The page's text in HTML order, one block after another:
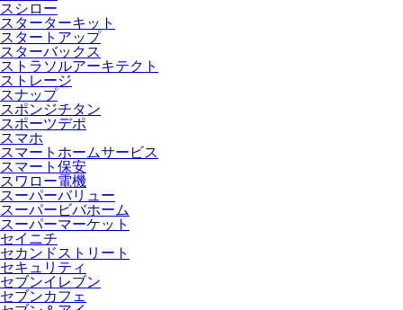
スシロー
スターターキット
スタートアップ
スターバックス
ストラソルアーキテクト
ストレージ
スナップ
スポンジチタン
スポーツデポ
スマホ
スマートホームサービス
スマート保安
スワロー電機
スーパーバリュー
スーパービバホーム
スーパーマーケット
セイニチ
セカンドストリート
セキュリティ
セブンイレブン
セブンカフェ